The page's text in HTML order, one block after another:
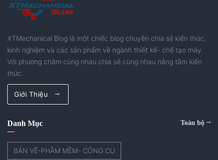
XTMechanical Blog là một chiếc blog chuyên chia sẻ kiến thức,
kinh nghiệm và các sản phẩm về ngành thiết kế- chế tạo máy.
Với phương châm cùng nhau chia sẻ cùng nhau nâng tầm kiến
thức.
Giới Thiệu
Danh Mục Toàn bộ
BẢN VẼ-PHẦM MỀM- CÔNG CỤ